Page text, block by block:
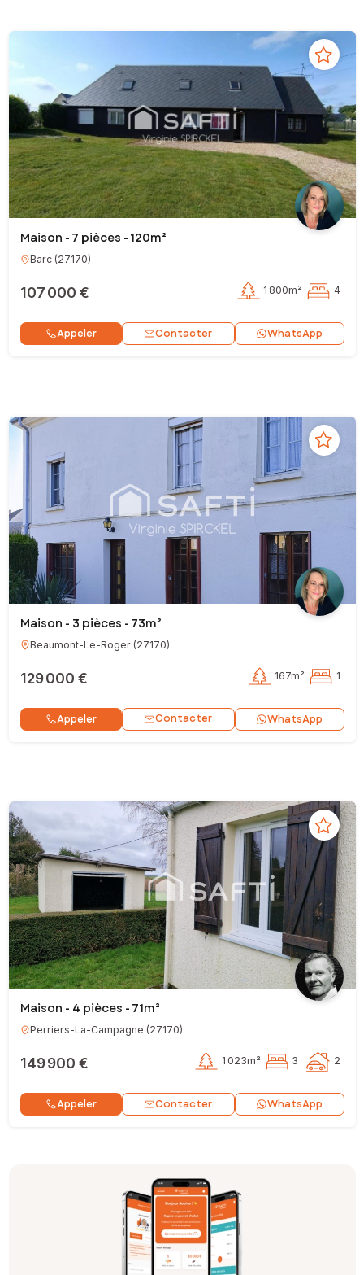
Maison - 7 pièces - 120m²
Barc(27170)
107 000 € 1 800m² 4
Appeler Contacter WhatsApp
Maison - 3 pièces - 73m²
Beaumont-Le-Roger(27170)
129 000 € 167m² 1
Appeler Contacter WhatsApp
Maison - 4 pièces - 71m²
Perriers-La-Campagne (27170)
149 900 € 1 023m² 3 2
Appeler Contacter WhatsApp